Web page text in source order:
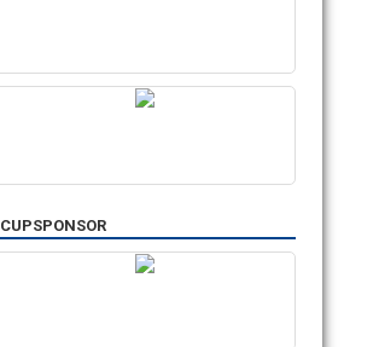
CUPSPONSOR